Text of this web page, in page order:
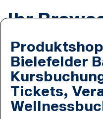
Ihr
keine
Es ist erforderlich, dass
Zahlmethoden
Lastschrift
Bielefelder
Tickets,